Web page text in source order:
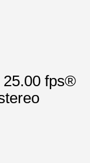
25.00 fps®